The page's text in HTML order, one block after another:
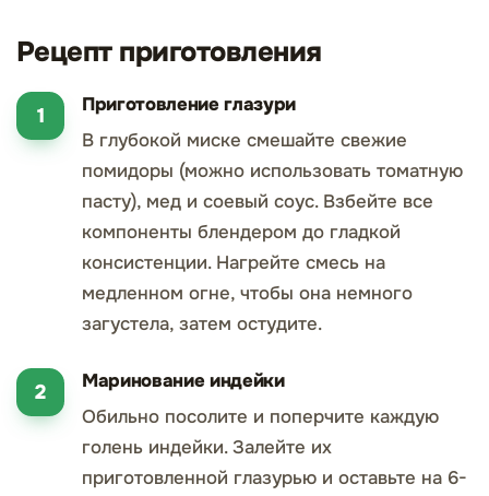
Рецепт приготовления
Приготовление глазури
В глубокой миске смешайте свежие
помидоры (можно использовать томатную
пасту), мед и соевый соус. Взбейте все
компоненты блендером до гладкой
консистенции. Нагрейте смесь на
медленном огне, чтобы она немного
загустела, затем остудите.
Маринование индейки
Обильно посолите и поперчите каждую
голень индейки. Залейте их
приготовленной глазурью и оставьте на 6-